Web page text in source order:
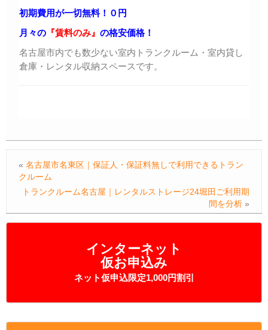
インターネット
仮お申込み
ネット仮申込限定1,000円割引
初期費用が一切無料！０円
月々の 『賃料のみ』 の格安価格！
名古屋市内でも数少ない室内トランクルーム・室内貸し
倉庫・レンタル収納スペースです。
« 名古屋市名東区｜保証人・保証料無しで利用できるトラン
クルーム
トランクルーム名古屋｜レンタルストレージ24堀田ご利用期
間を分析 »